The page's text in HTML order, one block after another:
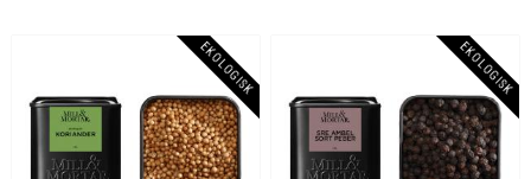
EKOLOGISK EKOLOGISK